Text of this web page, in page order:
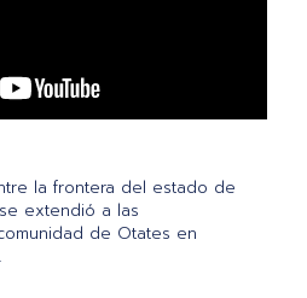
la frontera del estado de
extendió a las
de Otates en